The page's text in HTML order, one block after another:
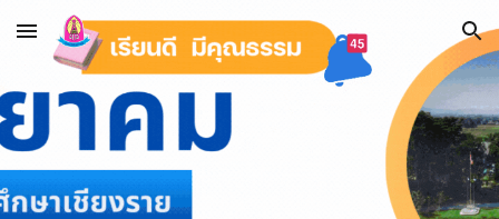
Skip to main content Skip to navigation